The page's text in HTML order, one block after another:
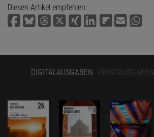
Diesen Artikel empfehlen:
DIGITALAUSGABEN PRINTAUSGABEN